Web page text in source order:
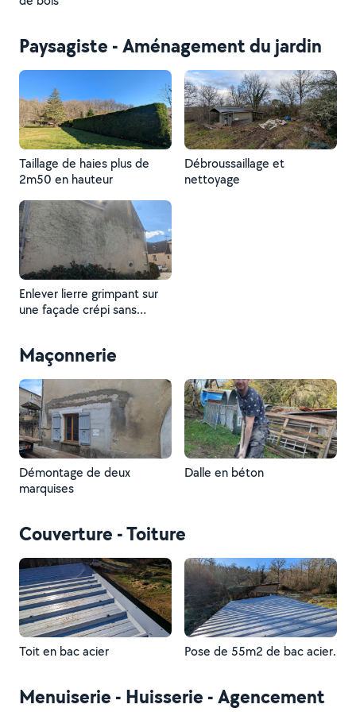
Paysagiste - Aménagement du jardin
Taillage de haies plus de
2m50 en hauteur
Débroussaillage et
nettoyage
Enlever lierre grimpant sur
une façade crépi sans
Maçonnerie
Démontage de deux
marquises
Dalle en béton
Couverture - Toiture
Toit en bac acier Pose de 55m2 de bac acier.
Menuiserie - Huisserie - Agencement